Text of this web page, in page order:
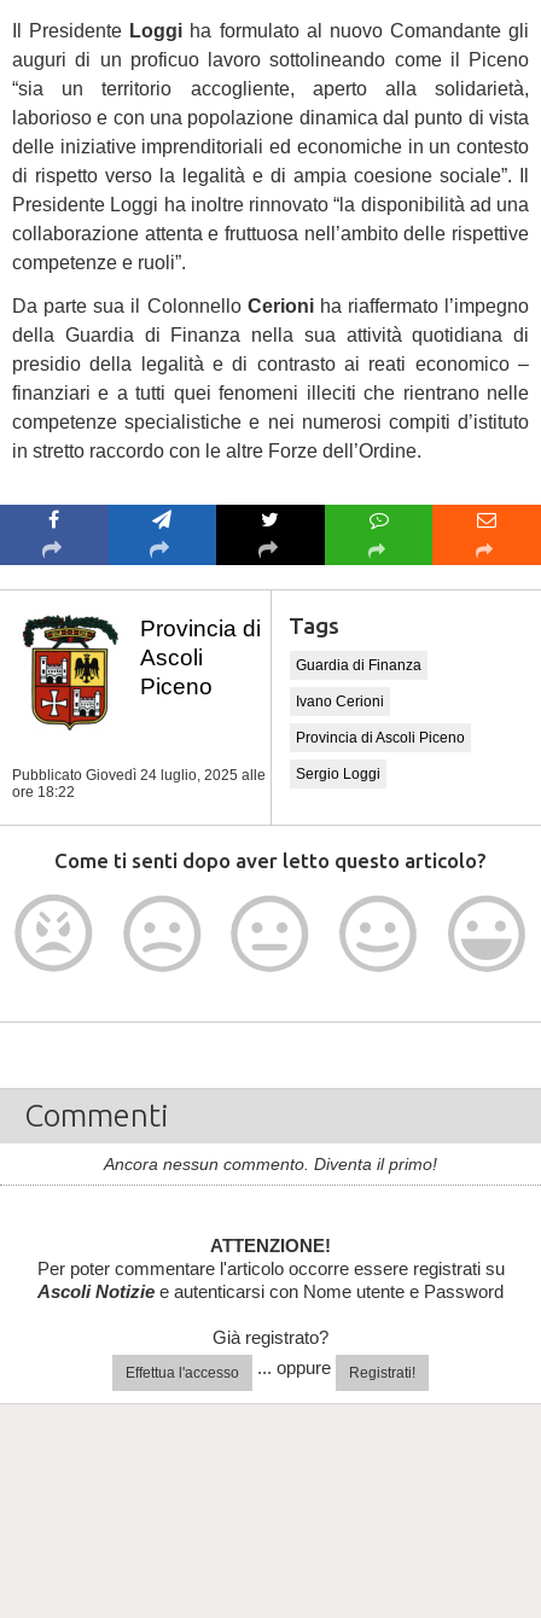
Il Presidente Loggi ha formulato al nuovo Comandante gli
auguri di un proficuo lavoro sottolineando come il Piceno
“sia un territorio accogliente, aperto alla solidarietà,
laborioso e con una popolazione dinamica dal punto di vista
delle iniziative imprenditoriali ed economiche in un contesto
di rispetto verso la legalità e di ampia coesione sociale”. Il
Presidente Loggi ha inoltre rinnovato “la disponibilità ad una
collaborazione attenta e fruttuosa nell’ambito delle rispettive
competenze e ruoli”.
Da parte sua il Colonnello Cerioniha riaffermato l’impegno
della Guardia di Finanza nella sua attività quotidiana di
presidio della legalità e di contrasto ai reati economico –
finanziari e a tutti quei fenomeni illeciti che rientrano nelle
competenze specialistiche e nei numerosi compiti d’istituto
in stretto raccordo con le altre Forze dell’Ordine.
Provincia di
Ascoli
Piceno
Pubblicato Giovedì 24 luglio, 2025 alle
ore 18:22
Tags
Guardia di Finanza
Ivano Cerioni
Provincia di Ascoli Piceno
Sergio Loggi
Come ti senti dopo aver letto questo articolo?
Commenti
Ancora nessun commento. Diventa il primo!
ATTENZIONE!
Per poter commentare l'articolo occorre essere registrati su
Ascoli Notizie e autenticarsi con Nome utente e Password
Già registrato?
Effettua l'accesso ... oppure Registrati!